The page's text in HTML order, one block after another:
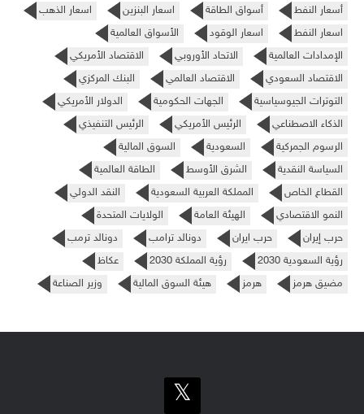
أسعار النفط
أسواق الطاقة اسعار البنزين
اسعار الذهب
اسعار النفط
اسعار الوقود
الأسواق العالمية
الإمدادات العالمية
الاتحاد الأوروبي
الاقتصاد الأمريكي
الاقتصاد السعودي
الاقتصاد العالمي
البنك المركزي
التوترات الجيوسياسية
الجهات الحكومية
الدولار الأمريكي
الذكاء الاصطناعي
الرئيس الأمريكي
الرئيس التنفيذي
الرسوم الجمركية
السعودية
السوق المالية
السياسة النقدية
الشرق الأوسط
الطاقة العالمية
القطاع الخاص
المملكة العربية السعودية
النقد الدولي
النمو الاقتصادي
الهيئة العامة
الولايات المتحدة
حرب إيران
حرب ايران دونالد ترامب
دونالد ترمب
رؤية السعودية 2030
رؤية المملكة 2030
عكاظ
مضيق هرمز
هرمز هيئة السوق المالية وزير الصناعة